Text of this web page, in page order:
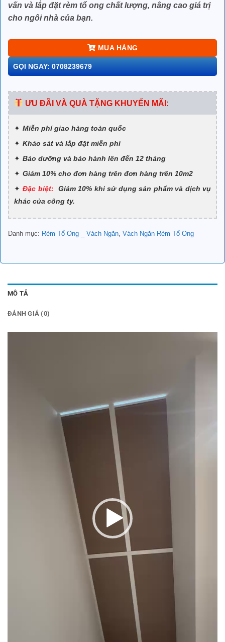
vấn và lắp đặt rèm tổ ong chất lượng, nâng cao giá trị
cho ngôi nhà của bạn.
MUA HÀNG
GỌI NGAY: 0708239679
ƯU ĐÃI VÀ QUÀ TẶNG KHUYẾN MÃI:
Miễn phí giao hàng toàn quốc
Khảo sát và lắp đặt miễn phí
Bảo dưỡng và bảo hành lên đến 12 tháng
Giảm 10% cho đơn hàng trên đơn hàng trên 10m2
Đặc biệt: Giảm 10% khi sử dụng sản phẩm và dịch vụ
khác của công ty.
Danh mục: Rèm Tổ Ong _ Vách Ngăn Vách Ngăn Rèm Tổ Ong
MÔ TẢ
ĐÁNH GIÁ (0)